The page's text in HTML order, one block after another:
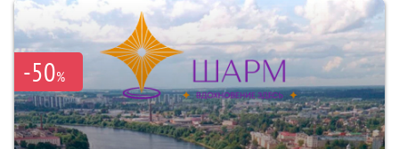
-50%